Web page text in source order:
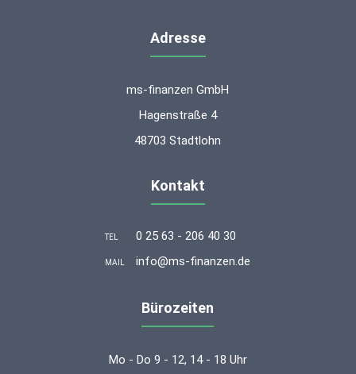
Adresse
ms-finanzen GmbH
Hagenstraße 4
48703 Stadtlohn
Kontakt
TEL 0 25 63 - 206 40 30
MAIL info@ms-finanzen.de
Bürozeiten
Mo - Do 9 - 12, 14 - 18 Uhr